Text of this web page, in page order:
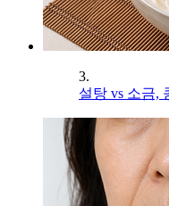
3.
설탕 vs 소금,